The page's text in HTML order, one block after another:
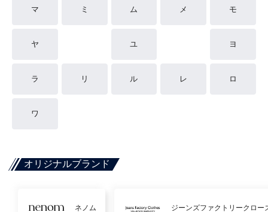
マ ミ ム メ モ
ヤ ユ ヨ
ラ リ ル レ ロ
ワ
オリジナルブランド
ネノム ジーンズファクトリークロー